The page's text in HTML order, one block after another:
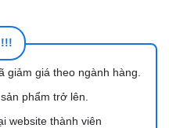
giảm giá theo ngành hàng.
phẩm trở lên.
website thành viên